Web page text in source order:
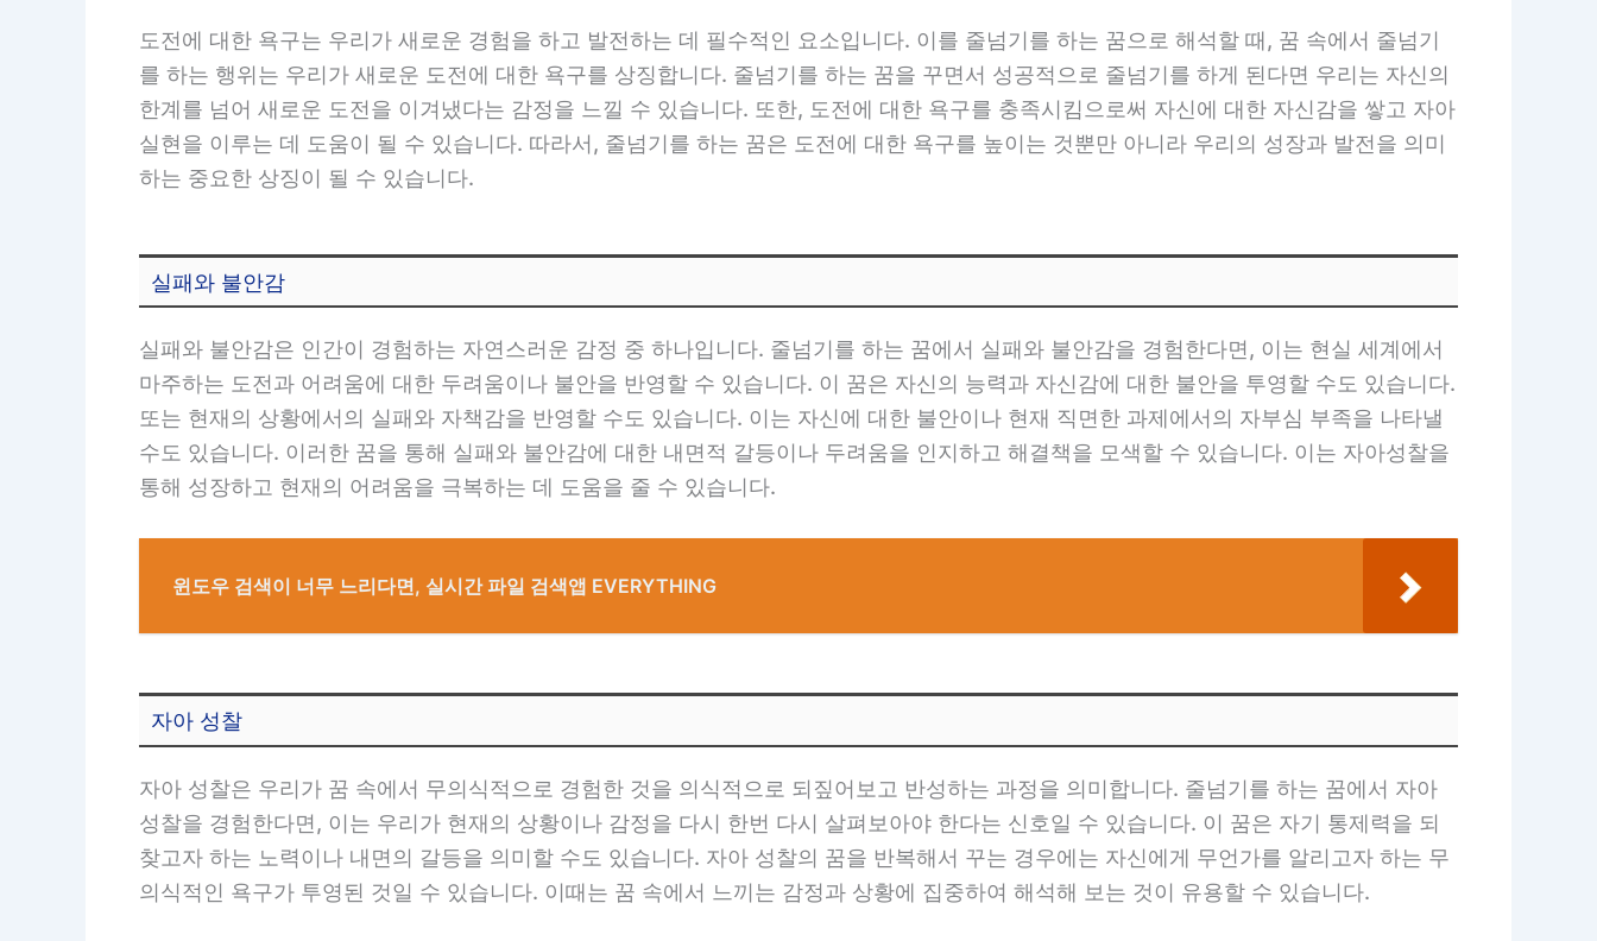
도전에 대한 욕구는 우리가 새로운 경험을 하고 발전하는 데 필수적인 요소입니다. 이를 줄넘기를 하는 꿈으로 해석할 때, 꿈 속에서 줄넘기
를 하는 행위는 우리가 새로운 도전에 대한 욕구를 상징합니다. 줄넘기를 하는 꿈을 꾸면서 성공적으로 줄넘기를 하게 된다면 우리는 자신의
한계를 넘어 새로운 도전을 이겨냈다는 감정을 느낄 수 있습니다. 또한, 도전에 대한 욕구를 충족시킴으로써 자신에 대한 자신감을 쌓고 자아
실현을 이루는 데 도움이 될 수 있습니다. 따라서, 줄넘기를 하는 꿈은 도전에 대한 욕구를 높이는 것뿐만 아니라 우리의 성장과 발전을 의미
하는 중요한 상징이 될 수 있습니다.
실패와 불안감
실패와 불안감은 인간이 경험하는 자연스러운 감정 중 하나입니다. 줄넘기를 하는 꿈에서 실패와 불안감을 경험한다면, 이는 현실 세계에서
마주하는 도전과 어려움에 대한 두려움이나 불안을 반영할 수 있습니다. 이 꿈은 자신의 능력과 자신감에 대한 불안을 투영할 수도 있습니다.
또는 현재의 상황에서의 실패와 자책감을 반영할 수도 있습니다. 이는 자신에 대한 불안이나 현재 직면한 과제에서의 자부심 부족을 나타낼
수도 있습니다. 이러한 꿈을 통해 실패와 불안감에 대한 내면적 갈등이나 두려움을 인지하고 해결책을 모색할 수 있습니다. 이는 자아성찰을
통해 성장하고 현재의 어려움을 극복하는 데 도움을 줄 수 있습니다.
윈도우 검색이 너무 느리다면, 실시간 파일 검색앱 EVERYTHING
자아 성찰
자아 성찰은 우리가 꿈 속에서 무의식적으로 경험한 것을 의식적으로 되짚어보고 반성하는 과정을 의미합니다. 줄넘기를 하는 꿈에서 자아
성찰을 경험한다면, 이는 우리가 현재의 상황이나 감정을 다시 한번 다시 살펴보아야 한다는 신호일 수 있습니다. 이 꿈은 자기 통제력을 되
찾고자 하는 노력이나 내면의 갈등을 의미할 수도 있습니다. 자아 성찰의 꿈을 반복해서 꾸는 경우에는 자신에게 무언가를 알리고자 하는 무
의식적인 욕구가 투영된 것일 수 있습니다. 이때는 꿈 속에서 느끼는 감정과 상황에 집중하여 해석해 보는 것이 유용할 수 있습니다.